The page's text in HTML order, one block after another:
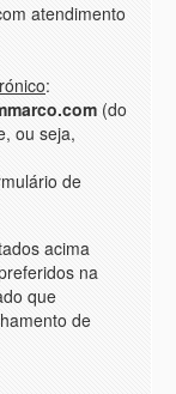
atendimento
:
(do
ou seja,
de
acima
na
que
de